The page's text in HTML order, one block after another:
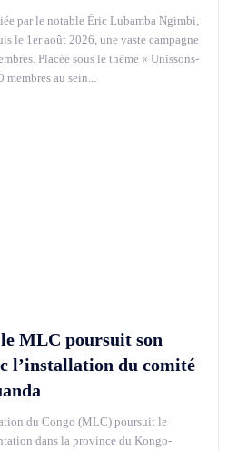
par le notable Éric Lubamba Ngimbi,
le 1er août 2026, une vaste campagne
Placée sous le thème « Unissons-
au sein...
MLC poursuit son
l’installation du comité
du Congo (MLC) poursuit le
dans la province du Kongo-